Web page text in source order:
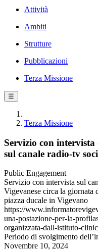
Attività
Ambiti
Strutture
Pubblicazioni
Terza Missione
☰
Terza Missione
Servizio con
sul canale radio-tv
Public Engagement
Servizio con intervista sul
Vigevanese circa la giornata
piazza ducale in Vigevano
https://
una-postazione-per-la-
organizzata-dall-istituto-
Periodo di svolgimento
Novembre 10, 2024